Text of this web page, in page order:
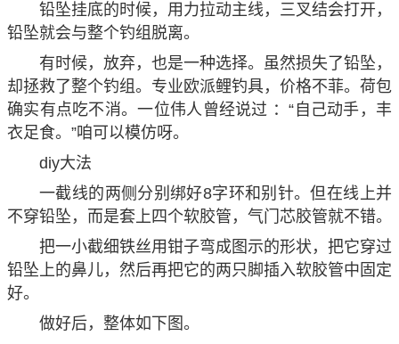
铅坠挂底的时候，用力拉动主线，三叉结会打开，
铅坠就会与整个钓组脱离。
有时候，放弃，也是一种选择。虽然损失了铅坠，
却拯救了整个钓组。专业欧派鲤钓具，价格不菲。荷包
确实有点吃不消。一位伟人曾经说过 ：“自己动手，丰
衣足食。”咱可以模仿呀。
diy大法
一截线的两侧分别绑好8字环和别针。但在线上并
不穿铅坠，而是套上四个软胶管，气门芯胶管就不错。
把一小截细铁丝用钳子弯成图示的形状，把它穿过
铅坠上的鼻儿，然后再把它的两只脚插入软胶管中固定
好。
做好后，整体如下图。